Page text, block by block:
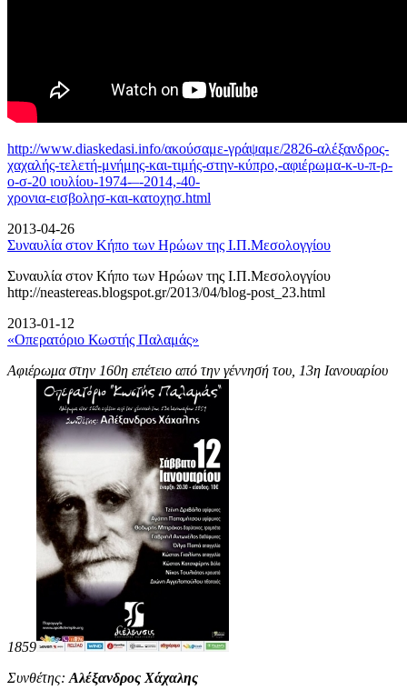
http://www.diaskedasi.info/ακούσαμε-γράψαμε/2826-αλέξανδρος-
χαχαλής-τελετή-μνήμης-και-τιμής-στην-κύπρο,-αφιέρωμα-κ-υ-π-ρ-
ο-σ-20 ιουλίου-1974-–-2014,-40-
χρονια-εισβολησ-και-κατοχησ.html
2013-04-26
Συναυλία στον Κήπο των Ηρώων της Ι.Π.Μεσολογγίου
Συναυλία στον Κήπο των Ηρώων της Ι.Π.Μεσολογγίου
http://neastereas.blogspot.gr/2013/04/blog-post_23.html
2013-01-12
«Οπερατόριο Κωστής Παλαμάς»
Αφιέρωμα στην 160η επέτειο από την γέννησή του, 13η Ιανουαρίου
1859
Συνθέτης: Αλέξανδρος Χάχαλης